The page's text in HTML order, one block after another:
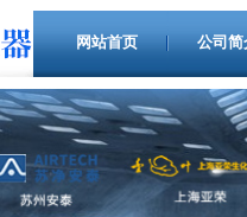
网站首页 公司简